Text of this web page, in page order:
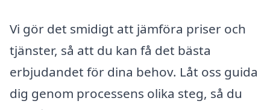
Vi gör det smidigt att jämföra priser och
tjänster, så att du kan få det bästa
erbjudandet för dina behov. Låt oss guida
dig genom processens olika steg, så du